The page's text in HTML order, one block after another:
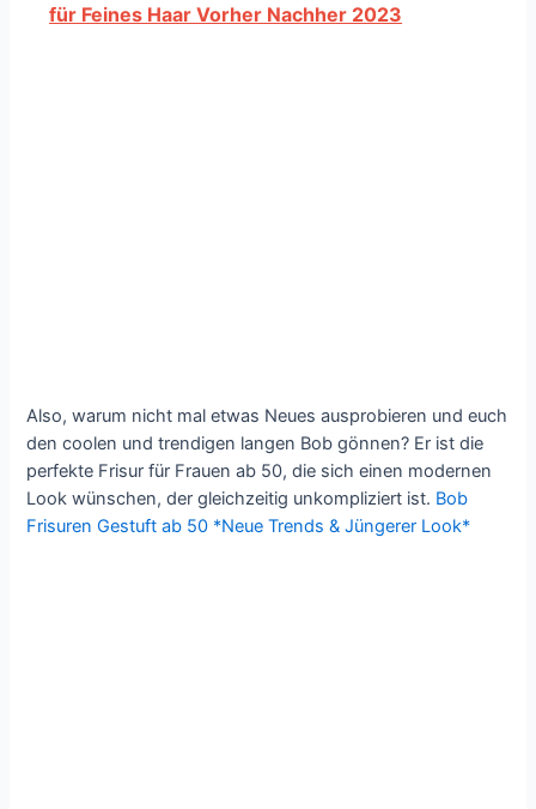
für Feines Haar Vorher Nachher 2023
Also, warum nicht mal etwas Neues ausprobieren und euch
den coolen und trendigen langen Bob gönnen? Er ist die
perfekte Frisur für Frauen ab 50, die sich einen modernen
Look wünschen, der gleichzeitig unkompliziert ist. Bob
Frisuren Gestuft ab 50 *Neue Trends & Jüngerer Look*